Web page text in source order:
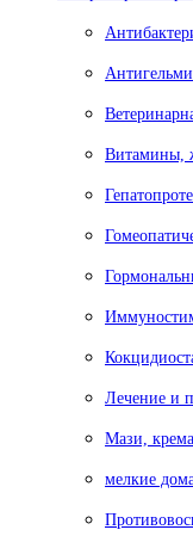
Витамины,
Лечение и
Мази,
мелкие